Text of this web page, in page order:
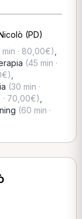
(PD)
min · 80,00€)
(45 min ·
(30 min ·
· 70,00€)
(60 min ·